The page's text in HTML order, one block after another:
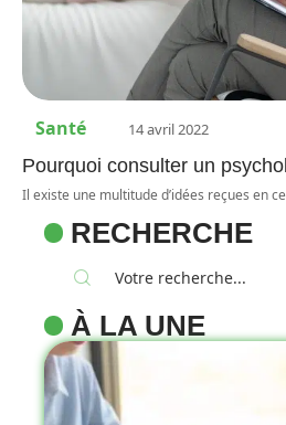
Santé 14 avril 2022
Pourquoi consulter un
Il existe une multitude d’idées reçues en
RECHERCHE
À LA UNE